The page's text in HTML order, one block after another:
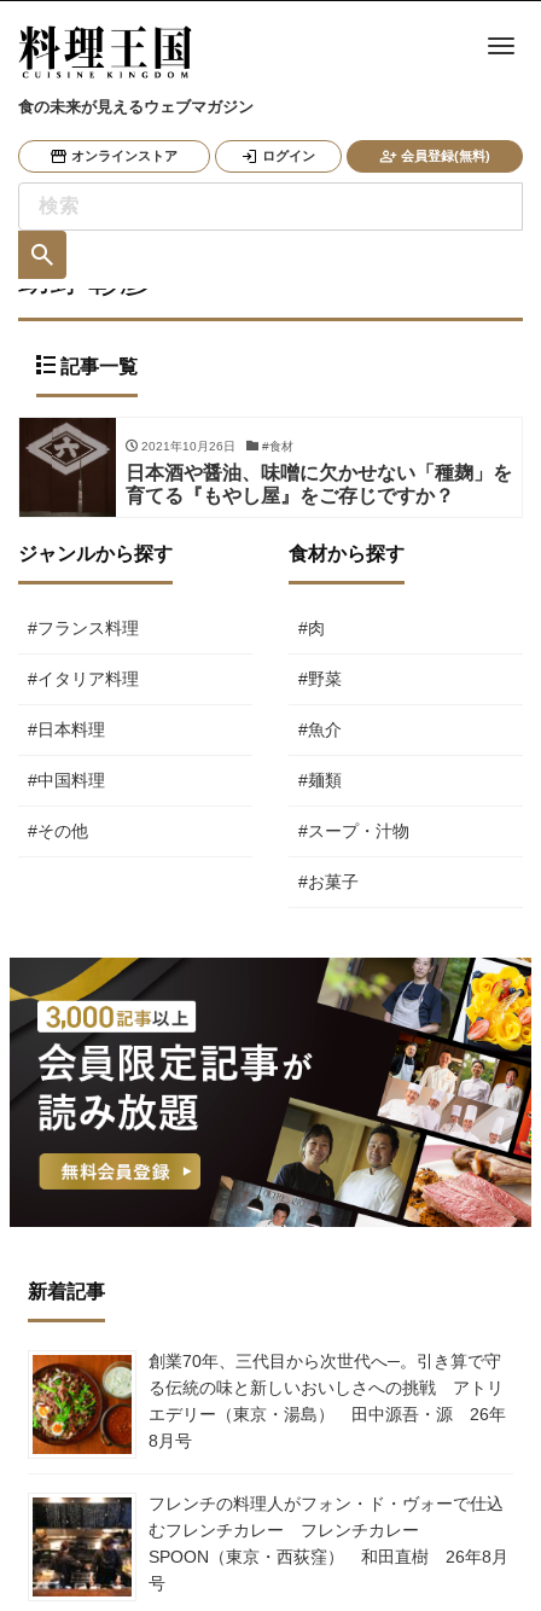
食の未来が見えるウェブマガジン
オンラインストア ログイン 会員登録(無料)
ナ
助野 彰彦
記事一覧
2021年10月26日 #食材
日本酒や醤油、味噌に欠かせない「種麹」を
育てる『もやし屋』をご存じですか？
ジャンルから探す
#フランス料理
#イタリア料理
#日本料理
#中国料理
#その他
食材から探す
#肉
#野菜
#魚介
#麺類
#スープ・汁物
#お菓子
新着記事
創業70年、三代目から次世代へ─。引き算で守
る伝統の味と新しいおいしさへの挑戦 アトリ
エデリー（東京・湯島） 田中源吾・源 26年
8月号
フレンチの料理人がフォン・ド・ヴォーで仕込
むフレンチカレー フレンチカレー
SPOON（東京・西荻窪） 和田直樹 26年8月
号